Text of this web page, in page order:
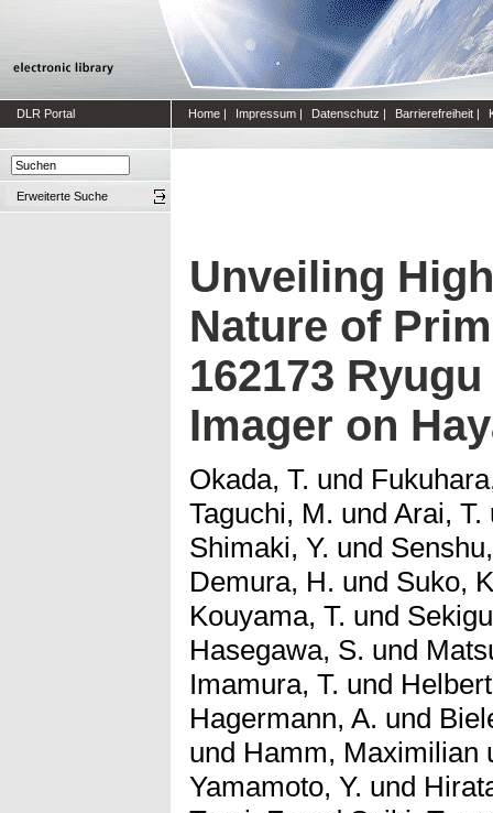
DLR Portal Home | Impressum | Datenschutz | Barrierefreiheit |
Erweiterte Suche
Unveiling
Nature of
162173
Imager on
Okada, T. und
Taguchi, M. und Arai, T.
Shimaki, Y. und
Demura, H. und Suko,
Kouyama, T. und
Hasegawa, S. und
Imamura, T. und
Hagermann, A. und
und Hamm, Maximilian
Yamamoto, Y. und